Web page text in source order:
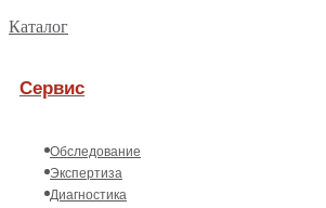
Каталог
Сервис
Обследование
Экспертиза
Диагностика